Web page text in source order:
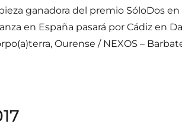
ganadora del premio SóloDos en
en España pasará por Cádiz en
Ourense / NEXOS –